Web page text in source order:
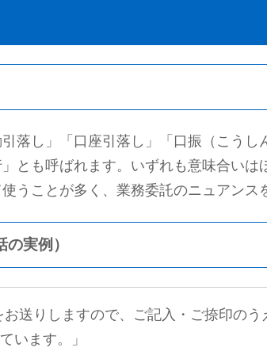
落し」「口座引落し」「口振（こうし
」とも呼ばれます。いずれも意味合いは
うことが多く、業務委託のニュアンス
実例）
お送りしますので、ご記入・ご捺印の
います。」